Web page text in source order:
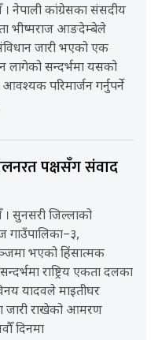
। नेपाली कांग्रेसका संसदीय
भीष्मराज आङदेम्बेले
जारी भएको एक
लागेको सन्दर्भमा यसको
आवश्यक परिमार्जन गर्नुपर्ने
पक्षसँग संवाद
। सुनसरी जिल्लाको
गाउँपालिका–३,
भएको हिंसात्मक
राष्ट्रिय एकता दलका
यादवले माइतीघर
जारी राखेको आमरण
दिनमा